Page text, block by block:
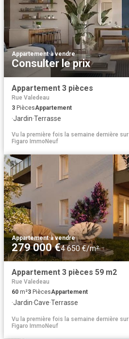
Appartement·à vendre
Consulter le prix
Appartement 3 pièces
Rue Valedeau
3 PiècesAppartement
·Jardin·Terrasse
Vu la première fois la semaine dernière sur
Figaro ImmoNeuf
Appartement·à vendre
279 000 €4 650 €/m²
Appartement 3 pièces 59 m2
Rue Valedeau
60 m²3 PiècesAppartement
·Jardin·Cave·Terrasse
Vu la première fois la semaine dernière sur
Figaro ImmoNeuf